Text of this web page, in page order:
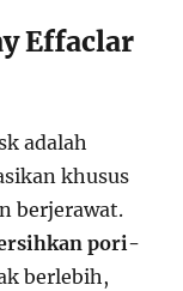
Effaclar
adalah
khusus
berjerawat.
pori-
berlebih,